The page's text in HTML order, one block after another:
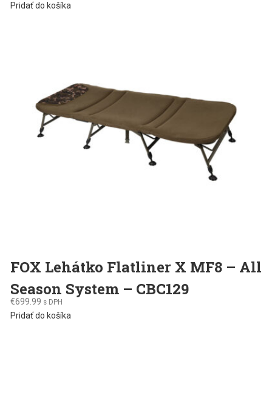
Pridať do košíka
FOX Lehátko Flatliner X MF8 – All
Season System – CBC129
€699.99 s DPH
Pridať do košíka